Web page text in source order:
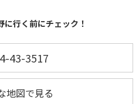
行く前にチェック！
43-3517
地図で見る